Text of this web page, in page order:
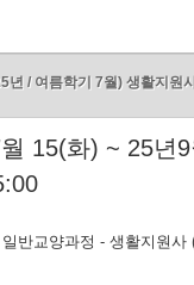
년 / 여름학기 7월) 생활지원
15(화) ~ 25년
일반교양과정 - 생활지원사